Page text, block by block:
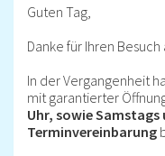
Guten Tag,
Danke für Ihren
In der Vergangenheit
mit garantierter
Uhr, sowie
Terminvereinbarung